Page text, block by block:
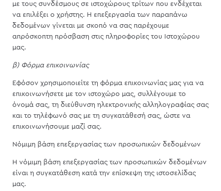
με τους συνδέσμους σε ιστοχώρους τρίτων που ενδέχεται
να επιλέξει ο χρήστης. Η επεξεργασία των παραπάνω
δεδομένων γίνεται με σκοπό να σας παρέχουμε
απρόσκοπτη πρόσβαση στις πληροφορίες του Ιστοχώρου
μας.
β) Φόρμα επικοινωνίας
Εφόσον χρησιμοποιείτε τη φόρμα επικοινωνίας μας για να
επικοινωνήσετε με τον ιστοχώρο μας, συλλέγουμε το
όνομά σας, τη διεύθυνση ηλεκτρονικής αλληλογραφίας σας
και το τηλέφωνό σας με τη συγκατάθεσή σας, ώστε να
επικοινωνήσουμε μαζί σας.
Νόμιμη βάση επεξεργασίας των προσωπικών δεδομένων
H νόμιμη βάση επεξεργασίας των προσωπικών δεδομένων
είναι η συγκατάθεση κατά την επίσκεψη της ιστοσελίδας
μας.